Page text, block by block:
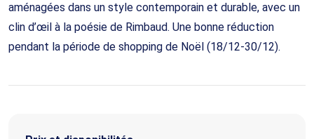
aménagées dans un style contemporain et durable, avec un
clin d’œil à la poésie de Rimbaud. Une bonne réduction
pendant la période de shopping de Noël (18/12-30/12).